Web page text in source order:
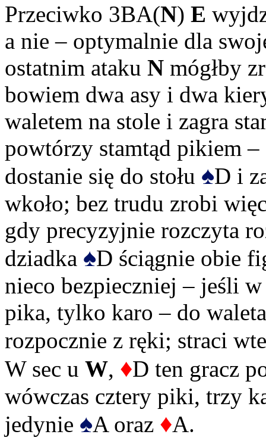
Przeciwko 3BA(N) E
a nie – optymalnie dla
ostatnim ataku N mógłby
bowiem dwa asy i dwa
waletem na stole i zagra
powtórzy stamtąd pikiem
dostanie się do stołu ♠D i
wkoło; bez trudu zrobi
gdy precyzyjnie rozczyta
dziadka ♠D ściągnie obie
nieco bezpieczniej – jeśli
pika, tylko karo – do
rozpocznie z ręki; straci
W sec u W, ♦D ten gracz
wówczas cztery piki, trzy
jedynie ♠A oraz ♦A.